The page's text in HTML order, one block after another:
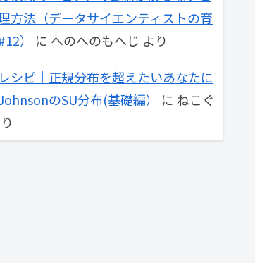
方法（データサイエンティストの育
）
に へのへのもへじ より
シピ｜正規分布を超えたいあなたに
のSU分布(基礎編）
に ねこぐ